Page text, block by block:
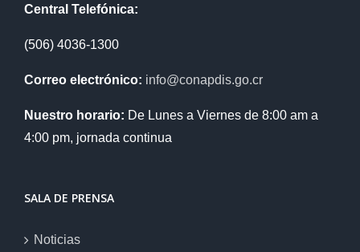
Central Telefónica:
(506) 4036-1300
Correo electrónico: info@conapdis.go.cr
Nuestro horario: De Lunes a Viernes de 8:00 am a
4:00 pm, jornada continua
SALA DE PRENSA
Noticias